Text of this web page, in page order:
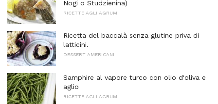
Nogi o Studzienina)
RICETTE AGLI AGRUMI
Ricetta del baccalà senza glutine priva di
latticini.
DESSERT AMERICANI
Samphire al vapore turco con olio d'oliva e
aglio
RICETTE AGLI AGRUMI